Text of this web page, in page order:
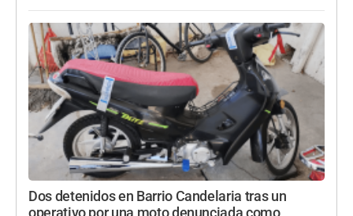
Dos detenidos en Barrio Candelaria tras un